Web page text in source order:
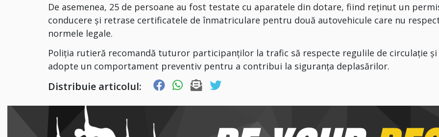
De asemenea, 25 de persoane au fost testate cu aparatele din dotare, fiind reținut un
conducere și retrase certificatele de înmatriculare pentru două autovehicule care nu
normele legale.
Poliția rutieră recomandă tuturor participanților la trafic să respecte regulile de circulație și
adopte un comportament preventiv pentru a contribui la siguranța deplasărilor.
Distribuie articolul: